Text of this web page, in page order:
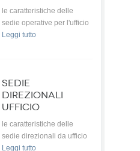
le caratteristiche delle
sedie operative per l'ufficio
Leggi tutto
SEDIE
DIREZIONALI
UFFICIO
le caratteristiche delle
sedie direzionali da ufficio
Leggi tutto